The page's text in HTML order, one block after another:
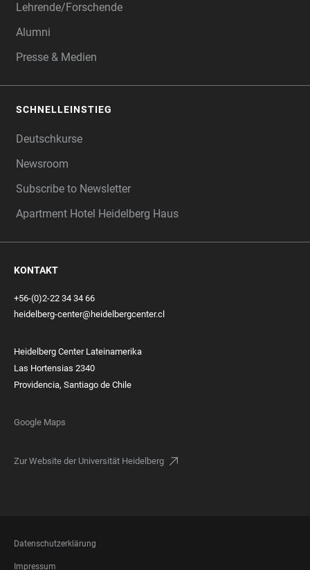
Lehrende/Forschende
Alumni
Presse & Medien
SCHNELLEINSTIEG
Deutschkurse
Newsroom
Subscribe to Newsletter
Apartment Hotel Heidelberg Haus
KONTAKT
+56-(0)2-22 34 34 66
heidelberg-center@heidelbergcenter.cl
Heidelberg Center Lateinamerika
Las Hortensias 2340
Providencia, Santiago de Chile
Google Maps
Zur Website der Universität Heidelberg
FOOTER
LEGAL
Datenschutzerklärung
Impressum